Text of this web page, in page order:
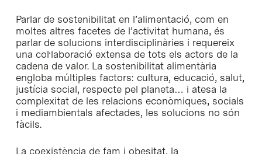
Parlar de sostenibilitat en l’alimentació, com en
moltes altres facetes de l’activitat humana, és
parlar de solucions interdisciplinàries i requereix
una col·laboració extensa de tots els actors de la
cadena de valor. La sostenibilitat alimentària
engloba múltiples factors: cultura, educació, salut,
justícia social, respecte pel planeta… i atesa la
complexitat de les relacions econòmiques, socials
i mediambientals afectades, les solucions no són
fàcils.
La coexistència de fam i obesitat, la